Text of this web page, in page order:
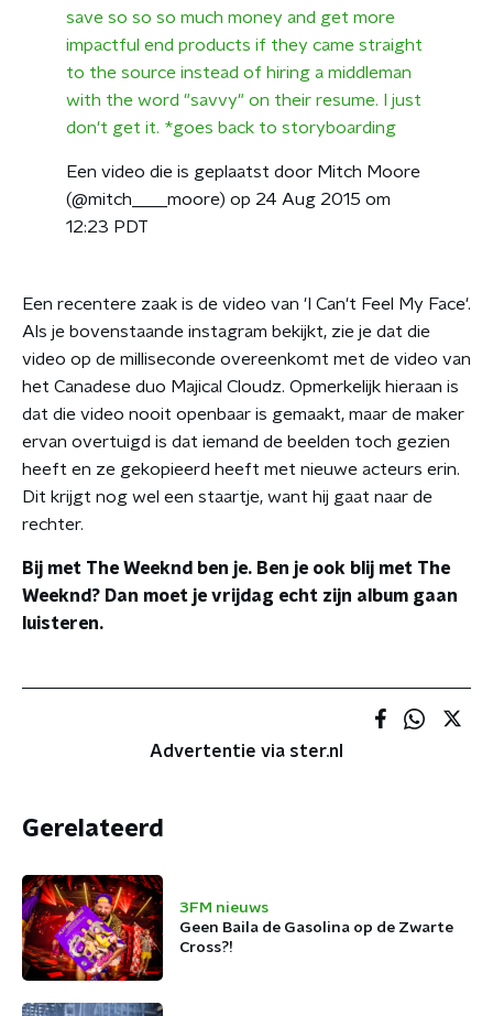
save so so so much money and get more
impactful end products if they came straight
to the source instead of hiring a middleman
with the word "savvy" on their resume. I just
don't get it. *goes back to storyboarding
Een video die is geplaatst door Mitch Moore
(@mitch____moore) op 24 Aug 2015 om
12:23 PDT
Een recentere zaak is de video van 'I Can't Feel My Face'.
Als je bovenstaande instagram bekijkt, zie je dat die
video op de milliseconde overeenkomt met de video van
het Canadese duo Majical Cloudz. Opmerkelijk hieraan is
dat die video nooit openbaar is gemaakt, maar de maker
ervan overtuigd is dat iemand de beelden toch gezien
heeft en ze gekopieerd heeft met nieuwe acteurs erin.
Dit krijgt nog wel een staartje, want hij gaat naar de
rechter.
Bij met The Weeknd ben je. Ben je ook blij met The
Weeknd? Dan moet je vrijdag echt zijn album gaan
luisteren.
Advertentie via ster.nl
Gerelateerd
3FM nieuws
Geen Baila de Gasolina op de Zwarte
Cross?!